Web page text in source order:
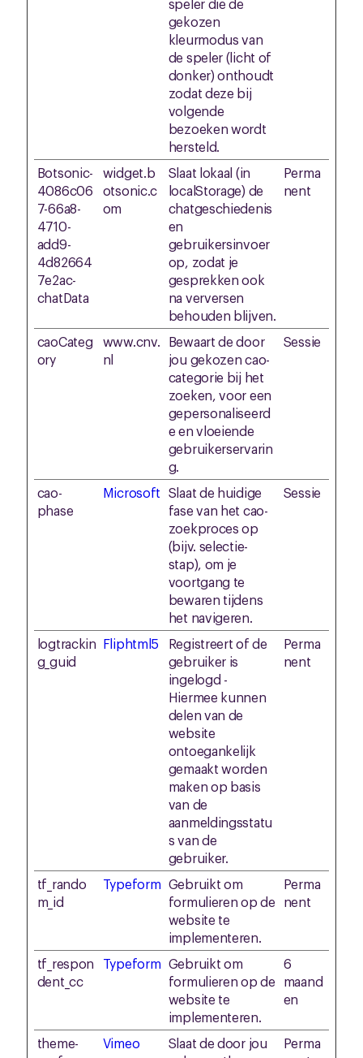
gekozen
kleurmodus van
de speler (licht of
donker) onthoudt
zodat deze bij
volgende
bezoeken wordt
hersteld.
Botsonic-
4086c06
7-66a8-
4710-
add9-
4d82664
7e2ac-
chatData
widget.b
otsonic.c
om
Slaat lokaal (in
localStorage) de
chatgeschiedenis
en
gebruikersinvoer
op, zodat je
gesprekken ook
na verversen
behouden blijven.
Perma
nent
caoCateg
ory
www.cnv.
nl
Bewaart de door
jou gekozen cao-
categorie bij het
zoeken, voor een
gepersonaliseerd
e en vloeiende
gebruikerservarin
g.
Sessie
cao-
phase
Microsoft Slaat de huidige
fase van het cao-
zoekproces op
(bijv. selectie-
stap), om je
voortgang te
bewaren tijdens
het navigeren.
Sessie
logtrackin
g_guid
Fliphtml5
Registreert of de
gebruiker is
ingelogd -
Hiermee kunnen
delen van de
website
ontoegankelijk
gemaakt worden
maken op basis
van de
aanmeldingsstatu
s van de
gebruiker.
Perma
nent
tf_rando
m_id
Typeform Gebruikt om
formulieren op de
website te
implementeren.
Perma
nent
tf_respon
dent_cc
Typeform Gebruikt om
formulieren op de
website te
implementeren.
6
maand
en
theme-
Vimeo
Slaat de door jou
Perma